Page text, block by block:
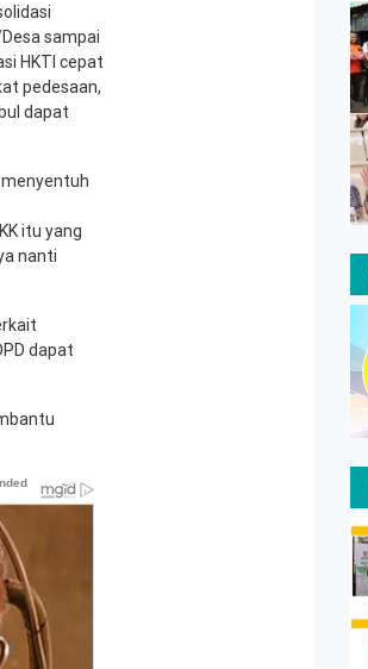
sampai
HKTI cepat
pedesaan,
dapat
itu yang
nanti
dapat